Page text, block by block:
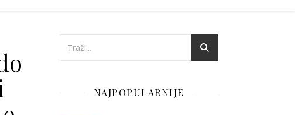
NAJPOPULARNIJE